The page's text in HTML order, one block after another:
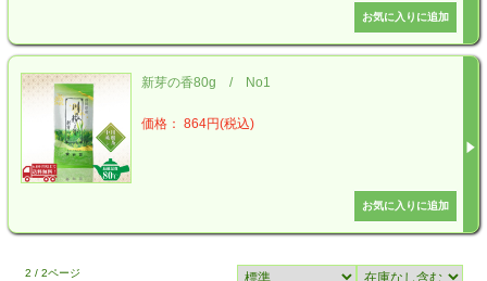
新芽の香80g / No1
価格： 864円(税込)
2 / 2ページ